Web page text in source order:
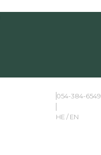
054-384-6549
HE / EN